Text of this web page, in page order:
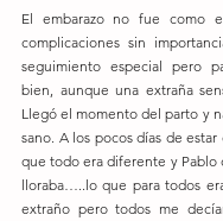
El embarazo no fue como
complicaciones sin
seguimiento especial pero
bien, aunque una extraña
Llegó el momento del parto y
sano. A los pocos días de estar
que todo era diferente y Pablo
lloraba…..lo que para todos
extraño pero todos me